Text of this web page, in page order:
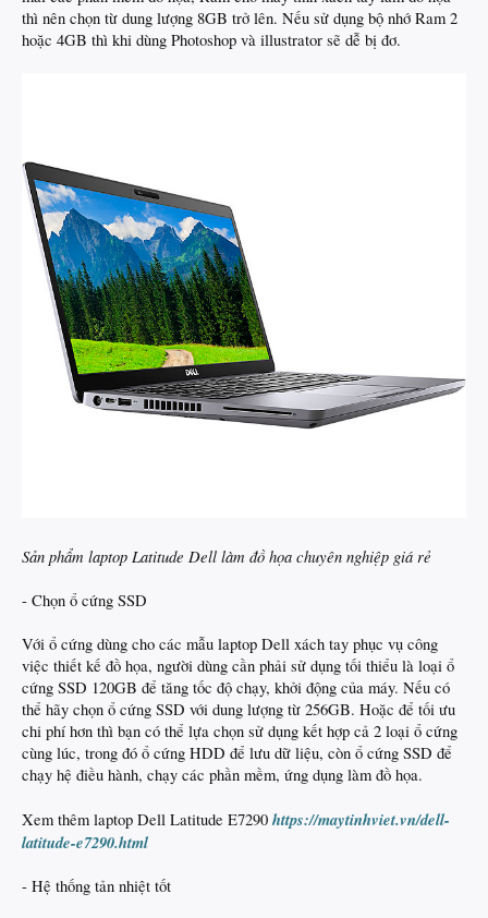
thì nên chọn từ dung lượng 8GB trở lên. Nếu sử dụng bộ nhớ Ram 2
hoặc 4GB thì khi dùng Photoshop và illustrator sẽ dễ bị đơ.
Sản phẩm laptop Latitude Dell làm đồ họa chuyên nghiệp giá rẻ
- Chọn ổ cứng SSD
Với ổ cứng dùng cho các mẫu laptop Dell xách tay phục vụ công
việc thiết kế đồ họa, người dùng cần phải sử dụng tối thiểu là loại ổ
cứng SSD 120GB để tăng tốc độ chạy, khởi động của máy. Nếu có
thể hãy chọn ổ cứng SSD với dung lượng từ 256GB. Hoặc để tối ưu
chi phí hơn thì bạn có thể lựa chọn sử dụng kết hợp cả 2 loại ổ cứng
cùng lúc, trong đó ổ cứng HDD để lưu dữ liệu, còn ổ cứng SSD để
chạy hệ điều hành, chạy các phần mềm, ứng dụng làm đồ họa.
Xem thêm laptop Dell Latitude E7290 https://maytinhviet.vn/dell-
latitude-e7290.html
- Hệ thống tản nhiệt tốt